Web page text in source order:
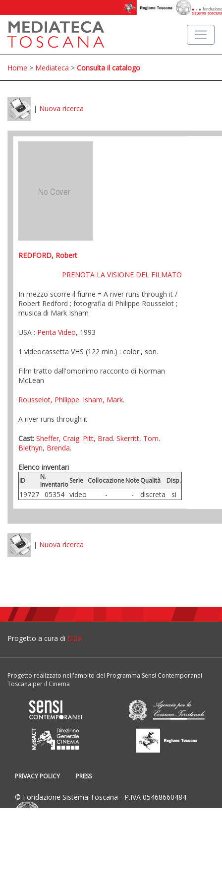
Home > Mediateca > Consulta il catalogo
| Nuova ricerca
REDFORD, Robert
PRENOTA LA VISIONE DEL FILMATO
In mezzo scorre il fiume = A river runs through it /
Robert Redford ; fotografia di Philippe Rousselot ;
musica di Mark Isham
USA : Penta Video, 1993
1 videocassetta VHS (122 min.) : color., son.
Film tratto dall'omonimo racconto di Norman
McLean
Rousselot, Philippe. Isham, Mark.
A river runs through it
Cast: Sheffer, Craig. Pitt, Brad. Skerritt, Tom.
Blethyn, Brenda.
Elenco inventari
ID
N.
InventarioSerie CollocazioneNoteQualità Disp.
19727 05354 video - - discreta si
| Nuova ricerca
Progetto a cura di DBA
Progetto realizzato nell'ambito del Programma Sensi Contemporanei
Toscana per il Cinema
PRIVACY POLICY PRESS
© Fondazione Sistema Toscana - P.IVA 05468660484